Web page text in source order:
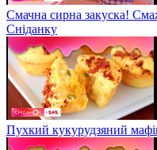
Смачна сирна закуска!
Сніданку
Пухкий кукурудзяний